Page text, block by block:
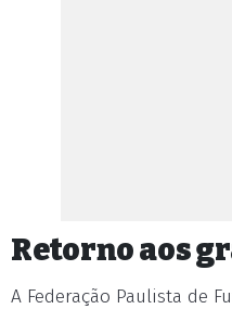
Retorno aos
A Federação Paulista de